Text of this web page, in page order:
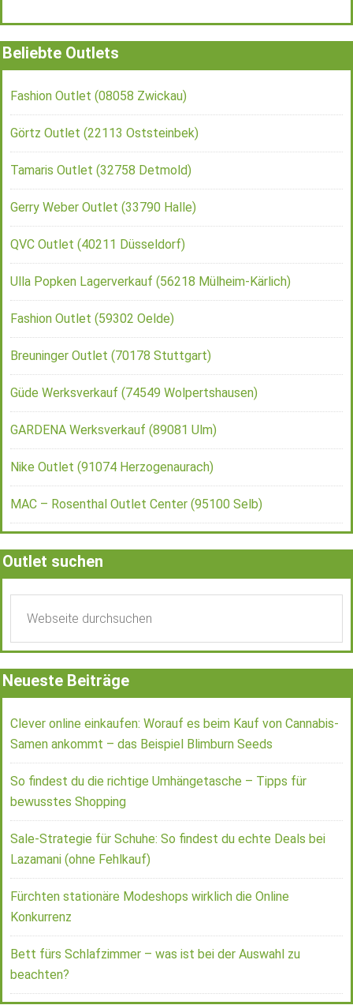
Beliebte Outlets
Fashion Outlet (08058 Zwickau)
Görtz Outlet (22113 Oststeinbek)
Tamaris Outlet (32758 Detmold)
Gerry Weber Outlet (33790 Halle)
QVC Outlet (40211 Düsseldorf)
Ulla Popken Lagerverkauf (56218 Mülheim-Kärlich)
Fashion Outlet (59302 Oelde)
Breuninger Outlet (70178 Stuttgart)
Güde Werksverkauf (74549 Wolpertshausen)
GARDENA Werksverkauf (89081 Ulm)
Nike Outlet (91074 Herzogenaurach)
MAC – Rosenthal Outlet Center (95100 Selb)
Outlet suchen
Neueste Beiträge
Clever online einkaufen: Worauf es beim Kauf von Cannabis-
Samen ankommt – das Beispiel Blimburn Seeds
So findest du die richtige Umhängetasche – Tipps für
bewusstes Shopping
Sale-Strategie für Schuhe: So findest du echte Deals bei
Lazamani (ohne Fehlkauf)
Fürchten stationäre Modeshops wirklich die Online
Konkurrenz
Bett fürs Schlafzimmer – was ist bei der Auswahl zu
beachten?